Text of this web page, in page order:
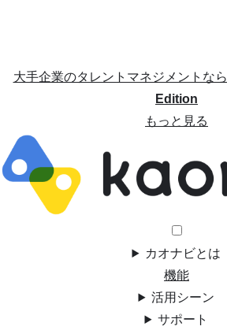
大手企業のタレントマネジメントなら
Edition
もっと見る
カオナビとは
機能
活用シーン
サポート